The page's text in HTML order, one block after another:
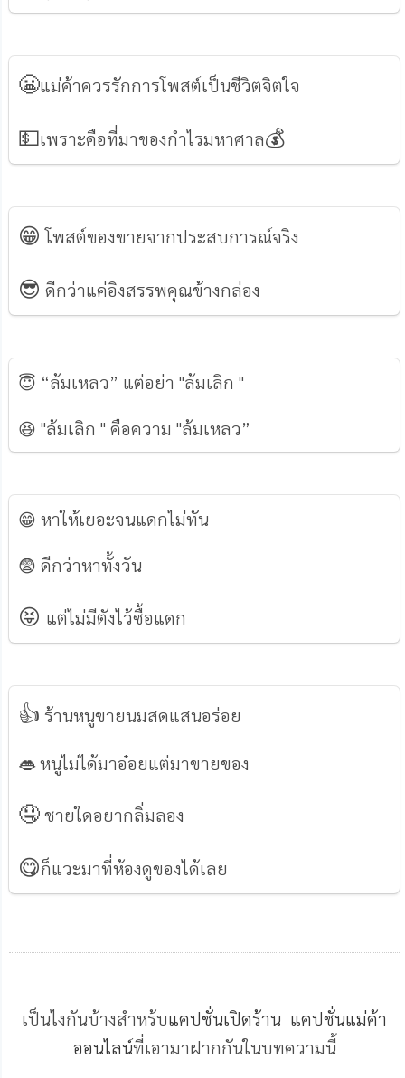
😬แม่ค้าควรรักการโพสต์เป็นชีวิตจิตใจ
💵เพราะคือที่มาของกำไรมหาศาล💰
😁 โพสต์ของขายจากประสบการณ์จริง
😎 ดีกว่าแค่อิงสรรพคุณข้างกล่อง
😇 “ล้มเหลว” แต่อย่า "ล้มเลิก "
😆 "ล้มเลิก " คือความ "ล้มเหลว”
😁 หาให้เยอะจนแดกไม่ทัน
😨 ดีกว่าหาทั้งวัน
😝 แต่ไม่มีตังไว้ซื้อแดก
👍 ร้านหนูขายนมสดแสนอร่อย
👄 หนูไม่ได้มาอ๋อยแต่มาขายของ
🤤 ชายใดอยากลิ่มลอง
😋ก็แวะมาที่ห้องดูของได้เลย
เป็นไงกันบ้างสำหร้บแคปชั่นเปิดร้าน แคปชั่นแม่ค้า
ออนไลน์ที่เอามาฝากกันในบทความนี้